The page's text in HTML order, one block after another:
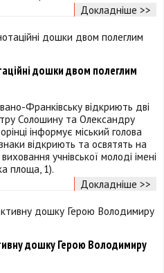
Докладніше >>
дошки двом полеглим
Франківську відкриють дві
Солошину та Олександру
інформує міський голова
відкриють та освятять на
учнівської молоді імені
площа, 1).
Докладніше >>
дошку Герою Володимиру